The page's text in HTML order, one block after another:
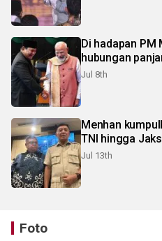
Di hadapan PM
hubungan
Jul 8th
Menhan
TNI hingga
Jul 13th
Foto